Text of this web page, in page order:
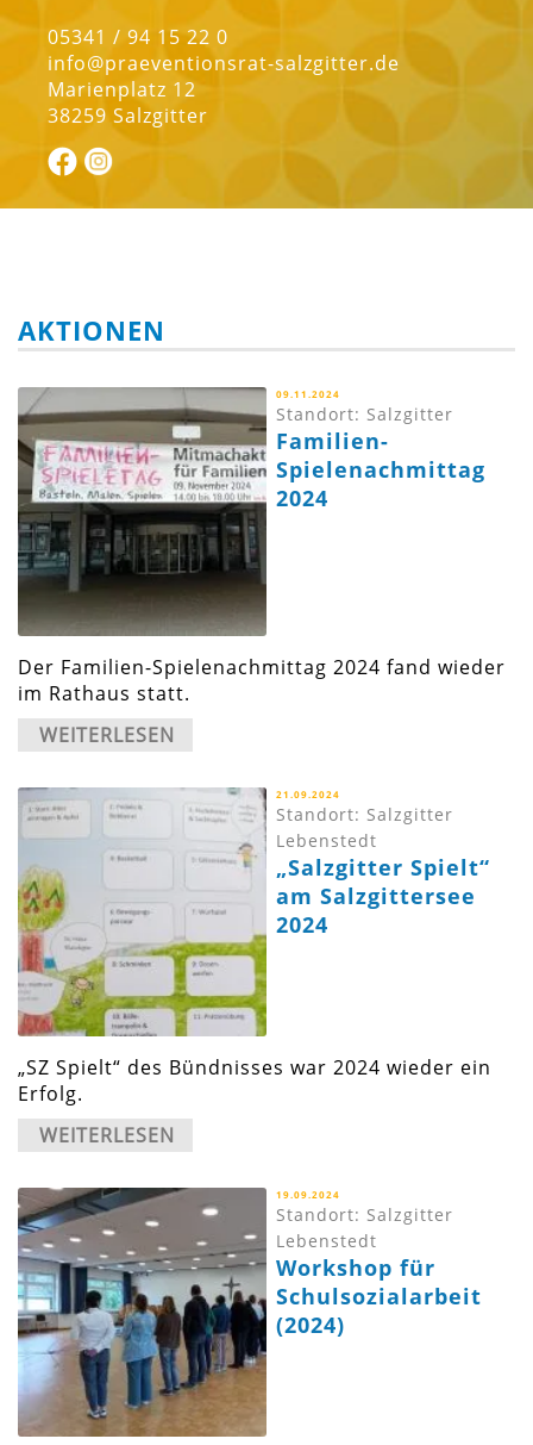
05341 / 94 15 22 0
info@praeventionsrat-salzgitter.de
Marienplatz 12
38259 Salzgitter
AKTIONEN
09.11.2024
Standort: Salzgitter
Familien-
Spielenachmittag
2024
Der Familien-Spielenachmittag 2024 fand wieder
im Rathaus statt.
WEITERLESEN
21.09.2024
Standort: Salzgitter
Lebenstedt
„Salzgitter Spielt“
am Salzgittersee
2024
„SZ Spielt“ des Bündnisses war 2024 wieder ein
Erfolg.
WEITERLESEN
19.09.2024
Standort: Salzgitter
Lebenstedt
Workshop für
Schulsozialarbeit
(2024)